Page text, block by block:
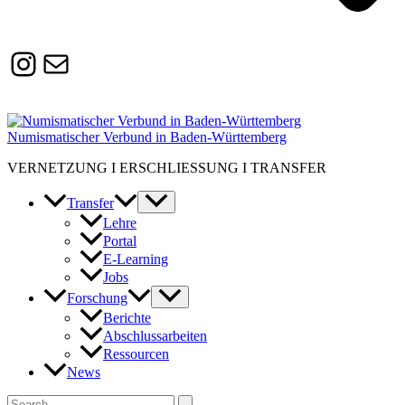
Instagram
Susanne.Boerner@zaw.uni-
heidelberg.de
Numismatischer Verbund in Baden-Württemberg
VERNETZUNG I ERSCHLIESSUNG I TRANSFER
Transfer
Lehre
Portal
E-Learning
Jobs
Forschung
Berichte
Abschlussarbeiten
Ressourcen
News